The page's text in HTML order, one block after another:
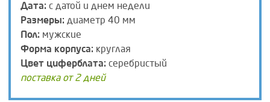
Дата: с датой и днем недели
Размеры: диаметр 40 мм
Пол: мужские
Форма корпуса: круглая
Цвет циферблата: серебристый
поставка от 2 дней